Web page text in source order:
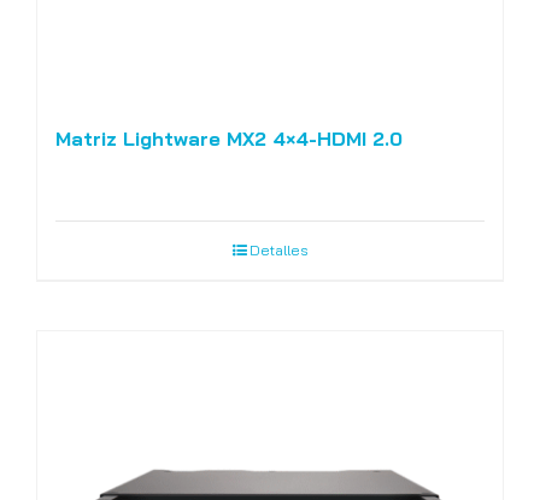
Matriz Lightware MX2 4×4-HDMI 2.0
Detalles